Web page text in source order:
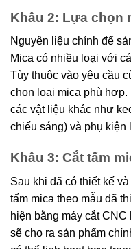
Khâu 2: Lựa chọn
Nguyên liệu chính để
Mica có nhiều loại với
Tùy thuộc vào yêu cầu
chọn loại mica phù hợp.
các vật liệu khác như
chiếu sáng) và phụ kiện
Khâu 3: Cắt tấm
Sau khi đã có thiết kế
tấm mica theo mẫu đã
hiện bằng máy cắt CNC
sẽ cho ra sản phẩm